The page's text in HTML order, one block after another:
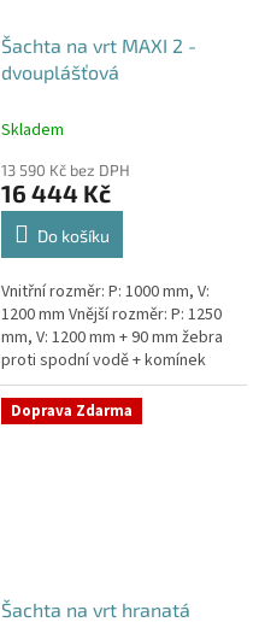
Šachta na vrt MAXI 2 -
dvouplášťová
Skladem
13 590 Kč bez DPH
16 444 Kč
Do košíku
Vnitřní rozměr: P: 1000 mm, V:
1200 mm Vnější rozměr: P: 1250
mm, V: 1200 mm + 90 mm žebra
proti spodní vodě + komínek
Dvouplášťová vodoměrná šachta
- vhodná do míst...
Doprava Zdarma
Šachta na vrt hranatá